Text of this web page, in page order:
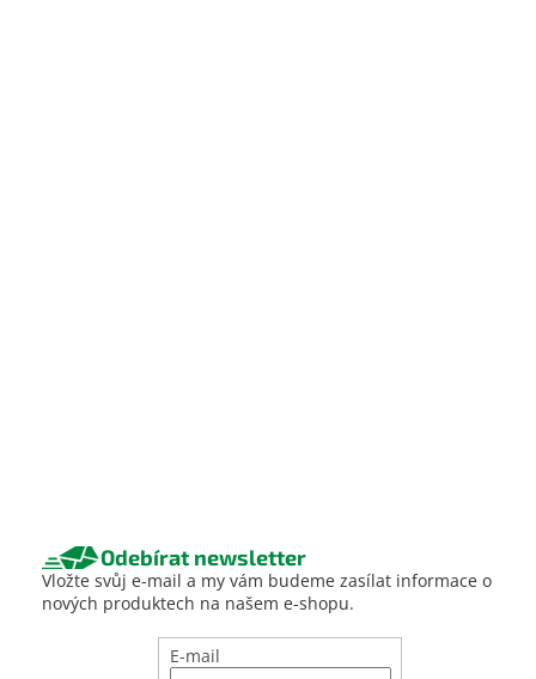
Odebírat newsletter
Vložte svůj e-mail a my vám budeme zasílat informace o
nových produktech na našem e-shopu.
E-mail